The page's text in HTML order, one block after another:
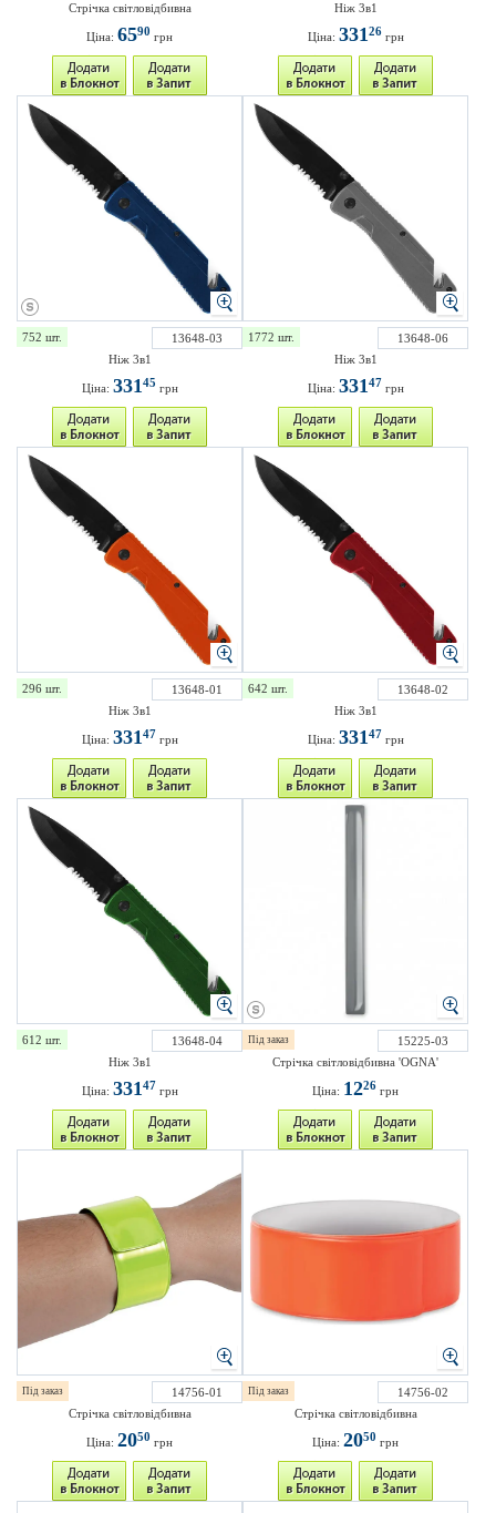
Стрічка світловідбивна
Ціна: 6590 грн
Ніж 3в1
Ціна: 33126грн
752 шт.
13648-03
Ніж 3в1
Ціна: 33145 грн
1772 шт.
13648-06
Ніж 3в1
Ціна: 33147 грн
296 шт.
13648-01
Ніж 3в1
Ціна: 33147 грн
642 шт.
13648-02
Ніж 3в1
Ціна: 33147 грн
612 шт.
13648-04
Ніж 3в1
Ціна: 33147 грн
Під заказ
15225-03
Стрічка світловідбивна 'OGNA'
Ціна: 1226 грн
Під заказ
14756-01
Стрічка світловідбивна
Ціна: 2050 грн
Під заказ
14756-02
Стрічка світловідбивна
Ціна: 2050 грн